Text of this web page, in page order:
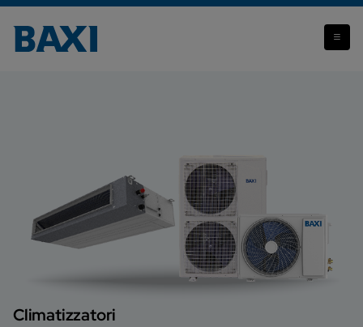
Canalizzato Mono Split
Climatizzatori